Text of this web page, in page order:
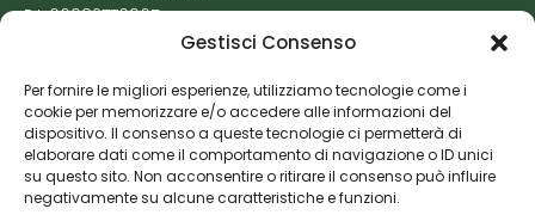
Gestisci Consenso
Per fornire le migliori esperienze, utilizziamo tecnologie come i
cookie per memorizzare e/o accedere alle informazioni del
dispositivo. Il consenso a queste tecnologie ci permetterà di
elaborare dati come il comportamento di navigazione o ID unici
su questo sito. Non acconsentire o ritirare il consenso può influire
negativamente su alcune caratteristiche e funzioni.
P.I. 06982770965
Cookie Policy
Risorse Aggiuntive